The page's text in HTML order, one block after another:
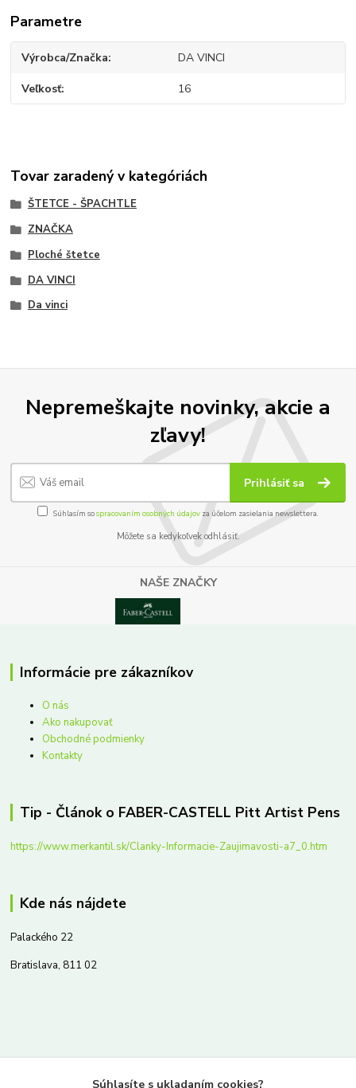
Parametre
Výrobca/Značka DA VINCI
Veľkosť 16
Tovar zaradený v kategóriách
ŠTETCE - ŠPACHTLE
ZNAČKA
Ploché štetce
DA VINCI
Da vinci
Nepremeškajte novinky, akcie a
zľavy!
Prihlásiť sa
Súhlasím sospracovaním osobných údajov za účelom zasielania newslettera.
Môžete sa kedykoľvek odhlásiť.
NAŠE ZNAČKY
Informácie pre zákazníkov
O nás
Ako nakupovať
Obchodné podmienky
Kontakty
Tip - Článok o FABER-CASTELL Pitt Artist Pens
https://www.merkantil.sk/Clanky-Informacie-Zaujimavosti-a7_0.htm
Kde nás nájdete
Palackého 22
Bratislava, 811 02
Súhlasíte s ukladaním cookies?